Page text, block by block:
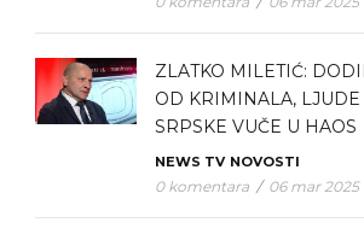
ZLATKO MILETIĆ:
OD KRIMINALA,
SRPSKE VUČE U HAOS
NEWS TV NOVOSTI
0 komentara / 06 mar 2025